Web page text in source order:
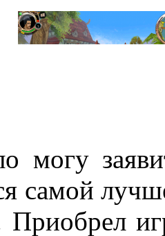
могу
самой
Приобрел